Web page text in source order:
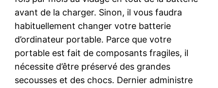
avant de la charger. Sinon, il vous faudra
habituellement changer votre batterie
d’ordinateur portable. Parce que votre
portable est fait de composants fragiles, il
nécessite d’être préservé des grandes
secousses et des chocs. Dernier administre